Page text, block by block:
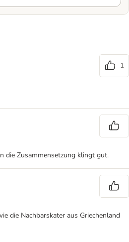
1
die Zusammensetzung klingt gut.
die Nachbarskater aus Griechenland